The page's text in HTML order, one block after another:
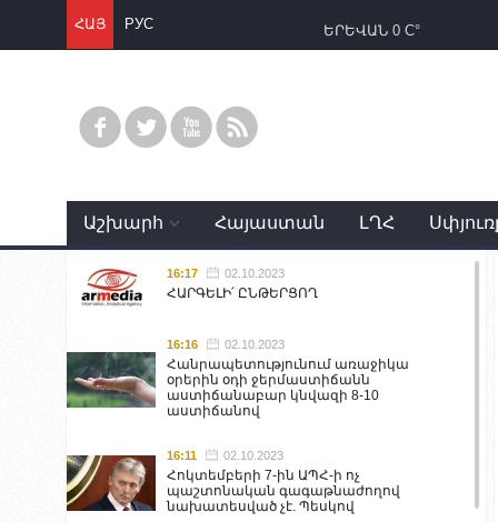
ՀԱՅ РУС ԵՐԵՎԱՆ 0 C°
Աշխարհ Հայաստան ԼՂՀ
16:17 02.10.2023
ՀԱՐԳԵԼԻ՛ ԸՆԹԵՐՑՈՂ
16:16 02.10.2023
Հանրապետությունում առաջիկա
օրերին օդի ջերմաստիճանն
աստիճանաբար կնվազի 8-10
աստիճանով
16:11 02.10.2023
Հոկտեմբերի 7-ին ԱՊՀ-ի ոչ
պաշտոնական գագաթնաժողով
նախատեսված չէ. Պեսկով